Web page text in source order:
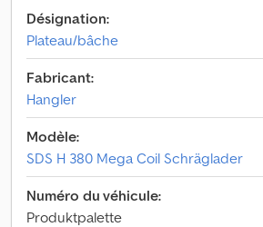
Désignation:
Plateau/bâche
Fabricant:
Hangler
Modèle:
SDS H 380 Mega Coil Schräglader
Numéro du véhicule:
Produktpalette